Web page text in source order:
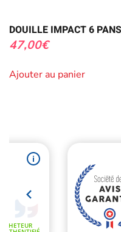
DOUILLE IMPACT 6
47,00€
Ajouter au panier